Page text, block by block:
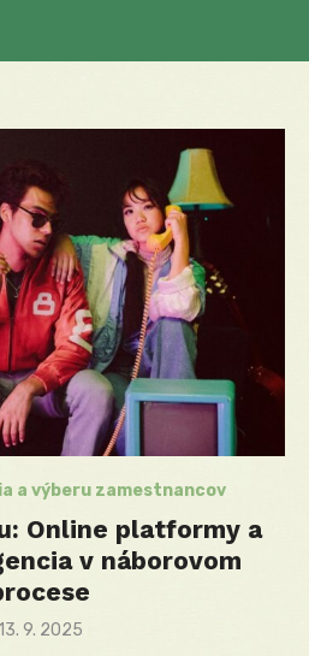
a výberu zamestnancov
Online platformy a
v náborovom
Posted
13. 9. 2025